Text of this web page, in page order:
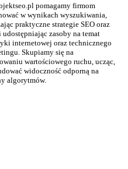
pomagamy firmom
w wynikach wyszukiwania,
praktyczne strategie SEO oraz
udostępniając zasoby na temat
internetowej oraz technicznego
Skupiamy się na
wartościowego ruchu, ucząc,
widoczność odporną na
algorytmów.